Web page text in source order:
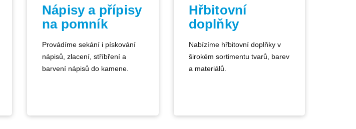
Nápisy a přípisy
na pomník
Provádíme sekání i pískování
nápisů, zlacení, stříbření a
barvení nápisů do kamene.
Hřbitovní
doplňky
Nabízíme hřbitovní doplňky v
širokém sortimentu tvarů, barev
a materiálů.